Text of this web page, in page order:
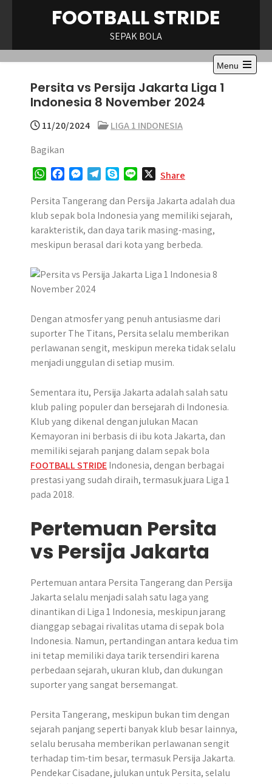
FOOTBALL STRIDE
SEPAK BOLA
Menu
Open
Persita vs Persija Jakarta Liga 1
Indonesia 8 November 2024
11/20/2024
LIGA 1 INDONESIA
Bagikan
W
a
t
s
A
c
e
b
o
s
s
e
n
r
l
e
g
r
y
p
e
n
e
Share
Persita Tangerang dan Persija Jakarta adalah dua
klub sepak bola Indonesia yang memiliki sejarah,
karakteristik, dan daya tarik masing-masing,
meskipun berasal dari kota yang berbeda.
Dengan atmosfer yang penuh antusiasme dari
suporter The Titans, Persita selalu memberikan
perlawanan sengit, meskipun mereka tidak selalu
menjadi unggulan di setiap musim.
Sementara itu, Persija Jakarta adalah salah satu
klub paling populer dan bersejarah di Indonesia.
Klub yang dikenal dengan julukan Macan
Kemayoran ini berbasis di ibu kota Jakarta, dan
memiliki sejarah panjang dalam sepak bola
FOOTBALL STRIDEIndonesia, dengan berbagai
prestasi yang sudah diraih, termasuk juara Liga 1
pada 2018.
Pertemuan Persita
vs Persija Jakarta
Pertemuan antara Persita Tangerang dan Persija
Jakarta selalu menjadi salah satu laga yang
dinantikan di Liga 1 Indonesia, meskipun jarang
dianggap sebagai rivalitas utama di sepak bola
Indonesia. Namun, pertandingan antara kedua tim
ini tetap memiliki daya tarik tersendiri karena
perbedaan sejarah, ukuran klub, dan dukungan
suporter yang sangat bersemangat.
Persita Tangerang, meskipun bukan tim dengan
sejarah panjang seperti banyak klub besar lainnya,
selalu berusaha memberikan perlawanan sengit
terhadap tim-tim besar, termasuk Persija Jakarta.
Pendekar Cisadane, julukan untuk Persita, selalu